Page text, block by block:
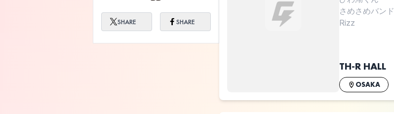
SHARE SHARE
さめさめバンド
Rizz
TH-R HALL
OSAKA